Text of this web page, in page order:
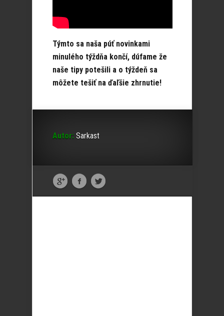
Týmto sa naša púť novinkami
minulého týždňa končí, dúfame že
naše tipy potešili a o týždeň sa
môžete tešiť na ďaľšie zhrnutie!
Autor: Sarkast